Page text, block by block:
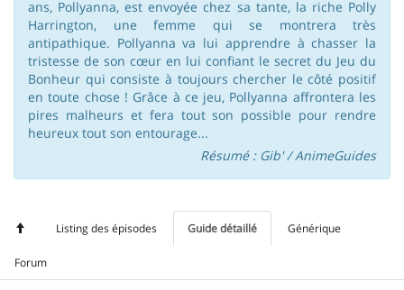
ans, Pollyanna, est envoyée chez sa tante, la riche Polly
Harrington, une femme qui se montrera très
antipathique. Pollyanna va lui apprendre à chasser la
tristesse de son cœur en lui confiant le secret du Jeu du
Bonheur qui consiste à toujours chercher le côté positif
en toute chose ! Grâce à ce jeu, Pollyanna affrontera les
pires malheurs et fera tout son possible pour rendre
heureux tout son entourage...
Résumé : Gib' / AnimeGuides
Listing des épisodes Guide détaillé Générique
Forum